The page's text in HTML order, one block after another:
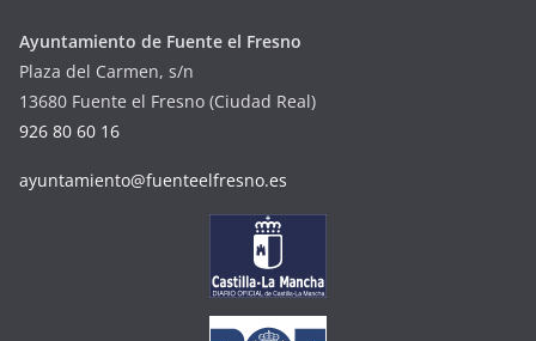
Ayuntamiento de Fuente el Fresno
Plaza del Carmen, s/n
13680 Fuente el Fresno (Ciudad Real)
926 80 60 16
ayuntamiento@fuenteelfresno.es